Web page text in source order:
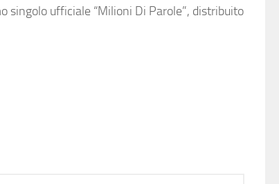
singolo ufficiale “Milioni Di Parole”, distribuito